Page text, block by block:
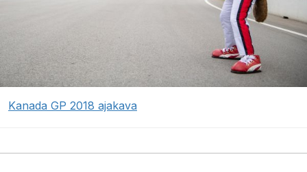
Kanada GP 2018 ajakava